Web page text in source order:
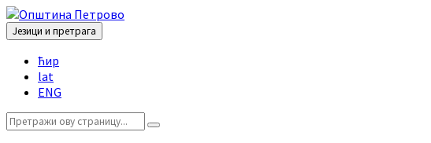
Skip
to
content
Skip
to
left
sidebar
Skip
to
right
sidebar
Skip
to
footer
Језици и претрага
Choose
language:
ћир
lat
ENG
Search: